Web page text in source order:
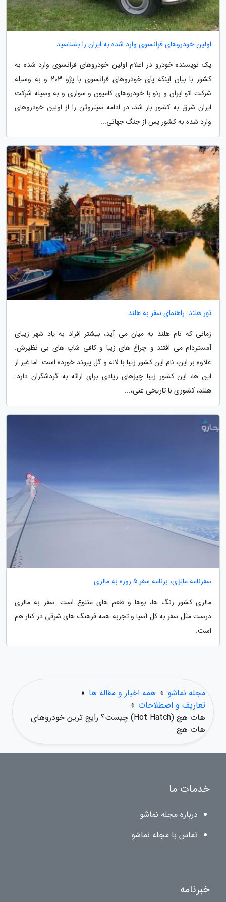
اولین خودروهای فرانسوی وارد شده به ایران را بشناسید
یک نویسنده خودرو در اعلام اولین خودروهای فرانسوی وارد شده به
کشور با بیان اینکه پای خودروهای فرانسوی با پژو 203 و به وسیله
شرکت اتو ایران و رنو با خودروهای کامیون و سواری و به وسیله شرکت
ایران شرق به کشور باز شد، در ادامه سیتروئن را از اولین خودروهای
وارد شده به کشور پس از جنگ جهانی...
تور هلند: راهنمای سفر به هلند
زمانی که نام هلند به میان می آید، بیشتر افراد به یاد شهر زیبای
آمستردام می افتند و چراغ های زیبا و کافی شاپ های بی نظیرش.
علاوه بر این، نام این کشور زیبا با لاله و گل پیوند خورده است. اما غیر از
این ها، این کشور زیبا چیزهای زیادی برای ارائه به گردشگران دارد.
هلند، کشوری با تاریخی غنی،...
سفرنامه مالزی، برنامه سفر 5 روزه به مالزی
مالزی کشور رنگ ها، بوها و طعم های متنوع است. سفر به مالزی
درست مثل سفر به کل آسیا و تجربه همه فرهنگ های شرقی در کنار هم
است.
مجله نماشو » همه اخبار و مقاله ها »
تعاریف و اصطلاحات »
هات هچ (Hot Hatch) چیست؟ رایج ترین خودروهای
هات هچ
خدمات ما
درباره مجله نماشو
تماس با مجله نماشو
خبرنامه